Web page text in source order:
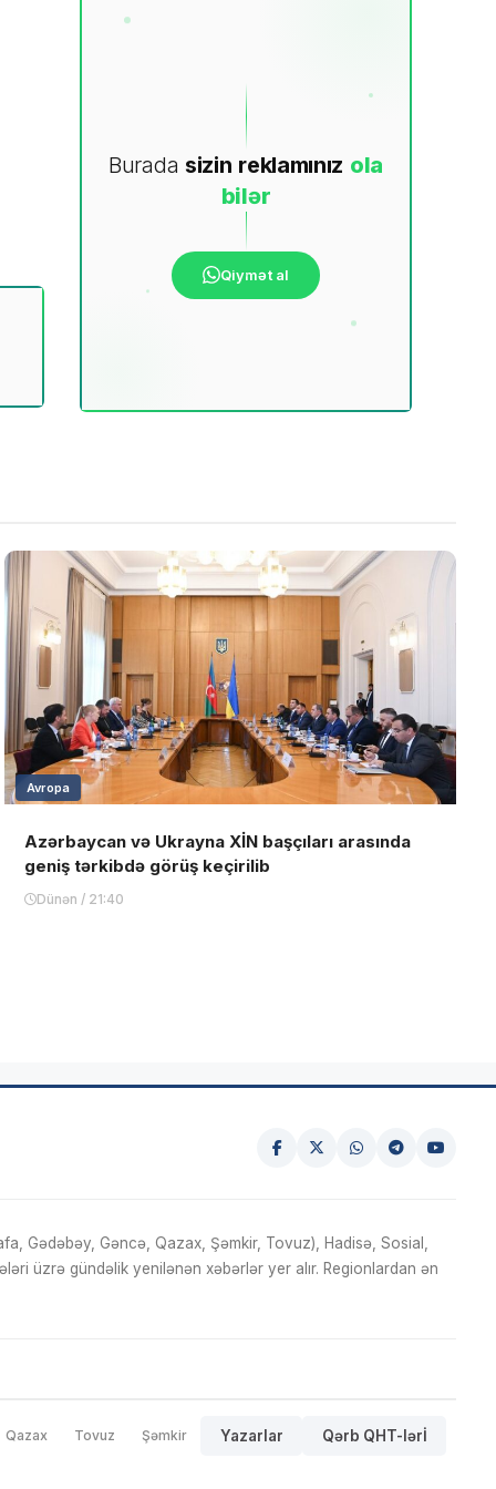
Burada sizin reklamınız ola
bilər
Qiymət al
Avropa
Azərbaycan və Ukrayna XİN başçıları arasında
geniş tərkibdə görüş keçirilib
Dünən / 21:40
Gədəbəy, Gəncə, Qazax, Şəmkir, Tovuz), Hadisə, Sosial,
üzrə gündəlik yenilənən xəbərlər yer alır. Regionlardan ən
Qazax Tovuz Şəmkir Yazarlar Qərb QHT-lərİ